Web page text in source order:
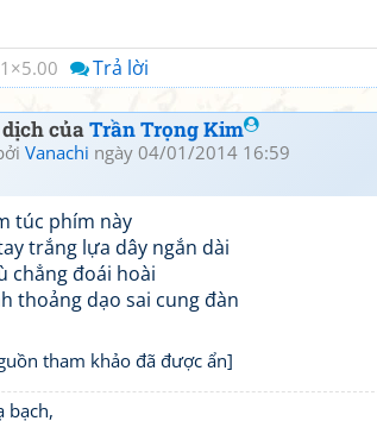
1 5.00 Trả lời
củaTrần Trọng Kim
Vanachi ngày 04/01/2014 16:59
túc phím này
trắng lựa dây ngắn dài
chẳng đoái hoài
thoảng dạo sai cung đàn
tham khảo đã được ẩn]
bạch,